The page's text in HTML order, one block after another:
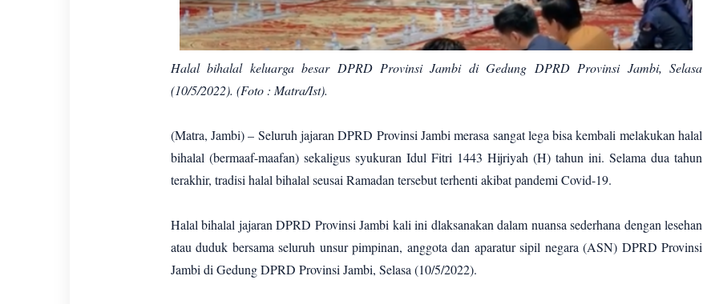
Halal bihalal keluarga besar DPRD Provinsi Jambi di Gedung DPRD Provinsi Jambi, Selasa
(10/5/2022). (Foto : Matra/Ist).
(Matra, Jambi) – Seluruh jajaran DPRD Provinsi Jambi merasa sangat lega bisa kembali melakukan halal
bihalal (bermaaf-maafan) sekaligus syukuran Idul Fitri 1443 Hijriyah (H) tahun ini. Selama dua tahun
terakhir, tradisi halal bihalal seusai Ramadan tersebut terhenti akibat pandemi Covid-19.
Halal bihalal jajaran DPRD Provinsi Jambi kali ini dlaksanakan dalam nuansa sederhana dengan lesehan
atau duduk bersama seluruh unsur pimpinan, anggota dan aparatur sipil negara (ASN) DPRD Provinsi
Jambi di Gedung DPRD Provinsi Jambi, Selasa (10/5/2022).